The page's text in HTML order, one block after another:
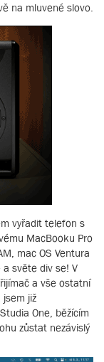
na mluvené slovo.
vyřadit telefon s
MacBooku Pro
mac OS Ventura
světe div se! V
a vše ostatní
již
One, běžícím
zůstat nezávislý